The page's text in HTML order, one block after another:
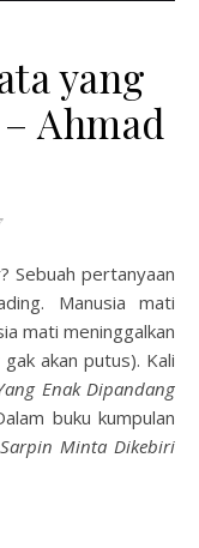
yang
Ahmad
Manusia mati
mati meninggalkan
akan putus). Kali
Enak Dipandang
buku kumpulan
Minta Dikebiri